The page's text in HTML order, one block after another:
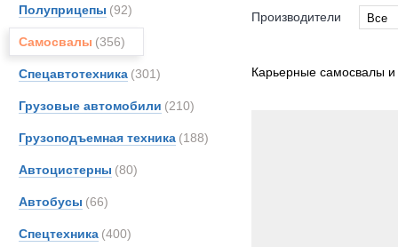
Полуприцепы (92)
Самосвалы (356)
Спецавтотехника (301)
Грузовые автомобили (210)
Грузоподъемная техника (188)
Автоцистерны (80)
Автобусы (66)
Спецтехника (400)
Производители
Все
Карьерные самосвалы и